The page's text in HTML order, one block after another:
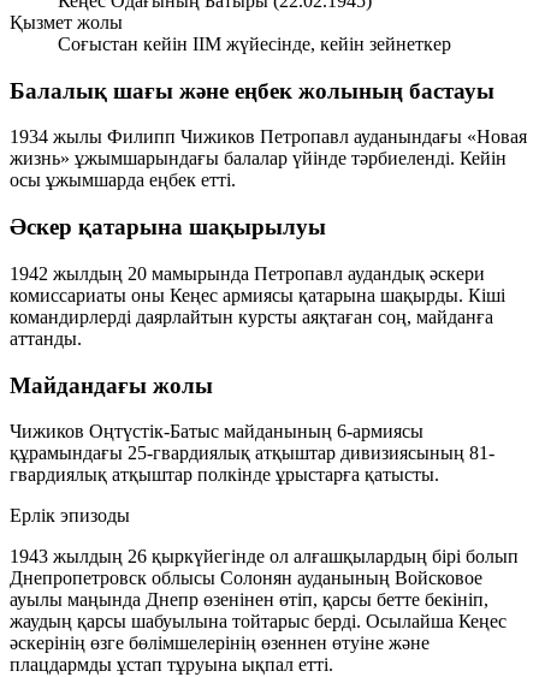
Қызмет жолы
Соғыстан кейін ІІМ жүйесінде, кейін зейнеткер
Балалық шағы және еңбек жолының бастауы
1934 жылы Филипп Чижиков Петропавл ауданындағы «Новая
жизнь» ұжымшарындағы балалар үйінде тәрбиеленді. Кейін
осы ұжымшарда еңбек етті.
Әскер қатарына шақырылуы
1942 жылдың 20 мамырында Петропавл аудандық әскери
комиссариаты оны Кеңес армиясы қатарына шақырды. Кіші
командирлерді даярлайтын курсты аяқтаған соң, майданға
аттанды.
Майдандағы жолы
Чижиков Оңтүстік-Батыс майданының 6-армиясы
құрамындағы 25-гвардиялық атқыштар дивизиясының 81-
гвардиялық атқыштар полкінде ұрыстарға қатысты.
Ерлік эпизоды
1943 жылдың 26 қыркүйегінде ол алғашқылардың бірі болып
Днепропетровск облысы Солонян ауданының Войсковое
ауылы маңында Днепр өзенінен өтіп, қарсы бетте бекініп,
жаудың қарсы шабуылына тойтарыс берді. Осылайша Кеңес
әскерінің өзге бөлімшелерінің өзеннен өтуіне және
плацдармды ұстап тұруына ықпал етті.